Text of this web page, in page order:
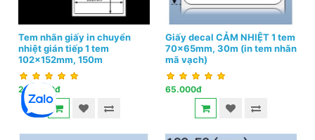
Tem nhãn giấy in chuyển
nhiệt gián tiếp 1 tem
102x152mm, 150m
240.000đ
Giấy decal CẢM NHIỆT 1 tem
70x65mm, 30m (in tem nhãn
mã vạch)
65.000đ